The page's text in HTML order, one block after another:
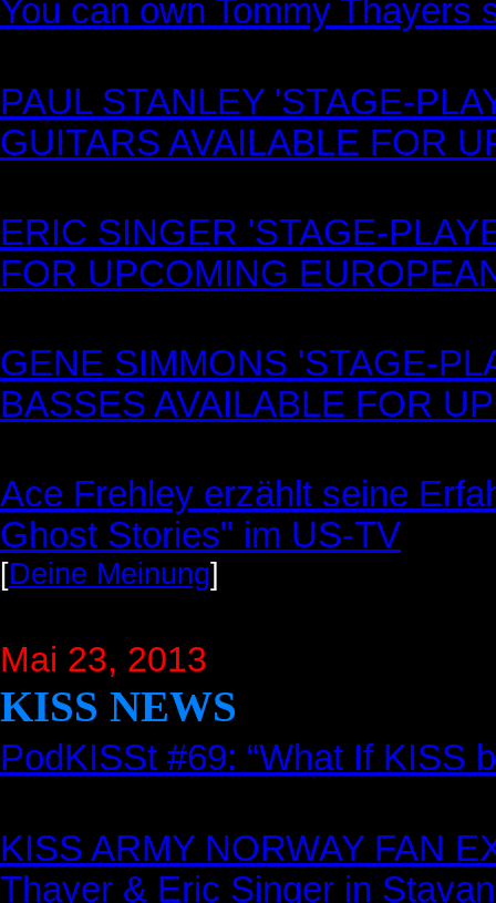
You can own Tommy Thayers
PAUL STANLEY 'STAGE-
GUITARS AVAILABLE FOR
ERIC SINGER 'STAGE-
FOR UPCOMING
GENE SIMMONS 'STAGE-
BASSES AVAILABLE FOR
Ace Frehley erzählt seine
Ghost Stories" im US-TV
[Deine Meinung]
Mai 23, 2013
KISS NEWS
PodKISSt #69: “What If KISS
KISS ARMY NORWAY FAN
Thayer & Eric Singer in